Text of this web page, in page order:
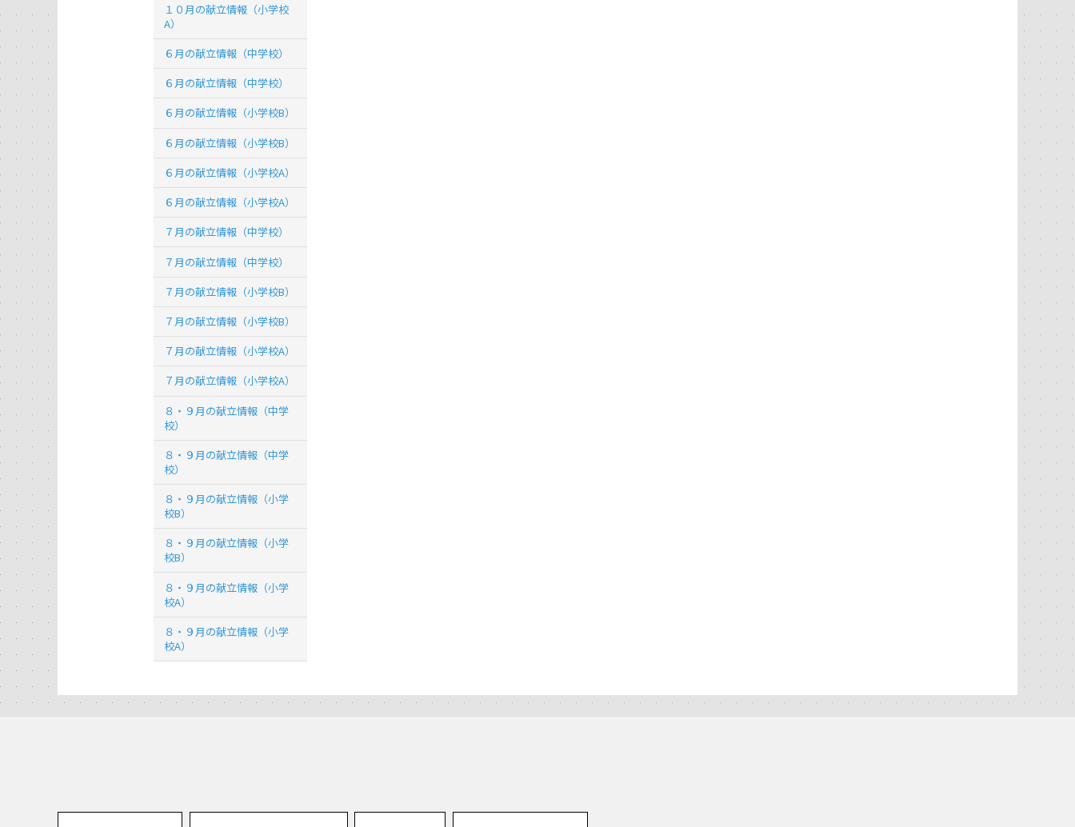
１０月の献立情報（小学校
A）
６月の献立情報（中学校）
６月の献立情報（中学校）
６月の献立情報（小学校B）
６月の献立情報（小学校B）
６月の献立情報（小学校A）
６月の献立情報（小学校A）
７月の献立情報（中学校）
７月の献立情報（中学校）
７月の献立情報（小学校B）
７月の献立情報（小学校B）
７月の献立情報（小学校A）
７月の献立情報（小学校A）
８・９月の献立情報（中学
校）
８・９月の献立情報（中学
校）
８・９月の献立情報（小学
校B）
８・９月の献立情報（小学
校B）
８・９月の献立情報（小学
校A）
８・９月の献立情報（小学
校A）